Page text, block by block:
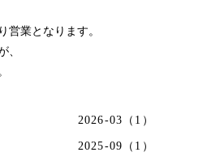
営業となります。
、
2026-03（1）
2025-09（1）